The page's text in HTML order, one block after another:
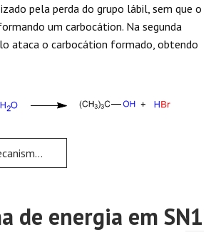
pela perda do grupo lábil, sem que o
um carbocátion. Na segunda
ataca o carbocátion formado, obtendo
SN1
de energia em SN1